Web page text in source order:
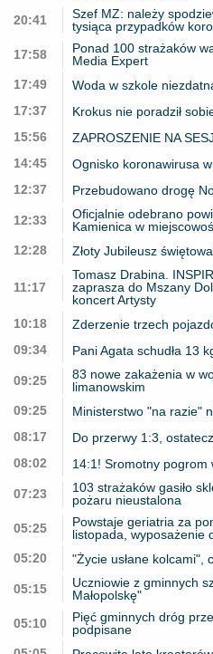
20:41
Szef MZ: należy
tysiąca przypadków
17:58
Ponad 100 strażaków
Media Expert
17:49
Woda w szkole
17:37
Krokus nie poradził
15:56
ZAPROSZENIE NA
14:45
Ognisko koronawirusa
12:37
Przebudowano drogę
12:33
Oficjalnie odebrano
Kamienica w
12:28
Złoty Jubileusz
11:17
Tomasz Drabina.
zaprasza do Mszany
koncert Artysty
10:18
Zderzenie trzech
09:34
Pani Agata schudła 13
09:25
83 nowe zakażenia w
limanowskim
09:25
Ministerstwo "na razie"
08:17
Do przerwy 1:3,
08:02
14:1! Sromotny pogrom
07:23
103 strażaków gasiło
pożaru nieustalona
05:25
Powstaje geriatria za
listopada, wyposażenie
05:20
"Życie usłane kolcami",
05:15
Uczniowie z gminnych
Małopolskę"
05:10
Pięć gminnych dróg
podpisane